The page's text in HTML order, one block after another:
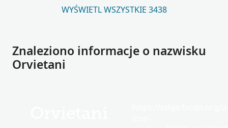
WYŚWIETL WSZYSTKIE 3438
Znaleziono informacje o nazwisku
Orvietani